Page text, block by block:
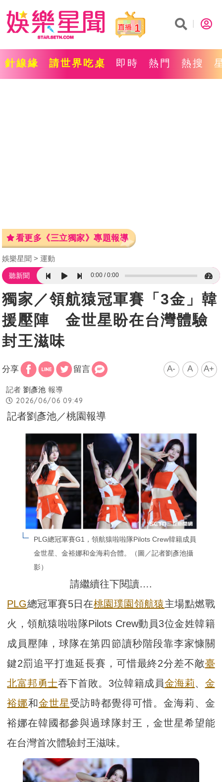
1
針線緣 請世界吃桌 即時 熱門 熱搜
看更多《三立獨家》專題報導
娛樂星聞 運動
聽新聞 0:00 0:00
獨家／領航猿冠軍賽「3金」韓
援壓陣 金世星盼在台灣體驗
封王滋味
分享 留言 A- A A+
記者 劉彥池 報導
2026/06/06 09:49
記者劉彥池／桃園報導
PLG總冠軍賽G1，領航猿啦啦隊Pilots Crew韓籍成員
金世星、金裕娜和金海莉合體。（圖／記者劉彥池攝
影）
請繼續往下閱讀….
PLG總冠軍賽5日在桃園璞園領航猿主場點燃戰
火，領航猿啦啦隊Pilots Crew動員3位金姓韓籍
成員壓陣，球隊在第四節讀秒階段靠李家慷關
鍵2罰追平打進延長賽，可惜最終2分差不敵臺
北富邦勇士吞下首敗。3位韓籍成員金海莉、 金
裕娜和金世星受訪時都覺得可惜。金海莉、金
裕娜在韓國都參與過球隊封王，金世星希望能
在台灣首次體驗封王滋味。